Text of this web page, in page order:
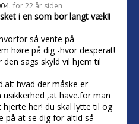
for 22 år siden
i en som bor langt væk!!
så vente på
høre på dig -hvor desperat!
sags skyld vil hjem til
hvad der måske er
,at have.for man
her! du skal lytte til og
på at se dig for altid så